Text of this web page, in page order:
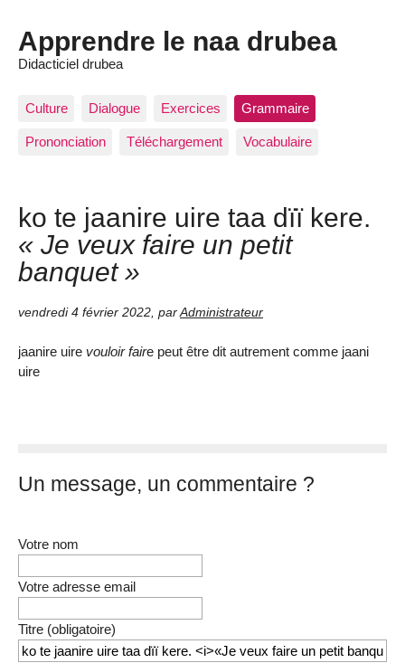
Apprendre le naa drubea
Didacticiel drubea
Culture Dialogue Exercices Grammaire
Prononciation Téléchargement Vocabulaire
ko te jaanire uire taa dïï kere.
« Je veux faire un petit
banquet »
vendredi 4 février 2022 par Administrateur
jaanire uire vouloir faire peut être dit autrement comme jaani
uire
Un message, un commentaire ?
Votre nom
Votre adresse email
Titre (obligatoire)